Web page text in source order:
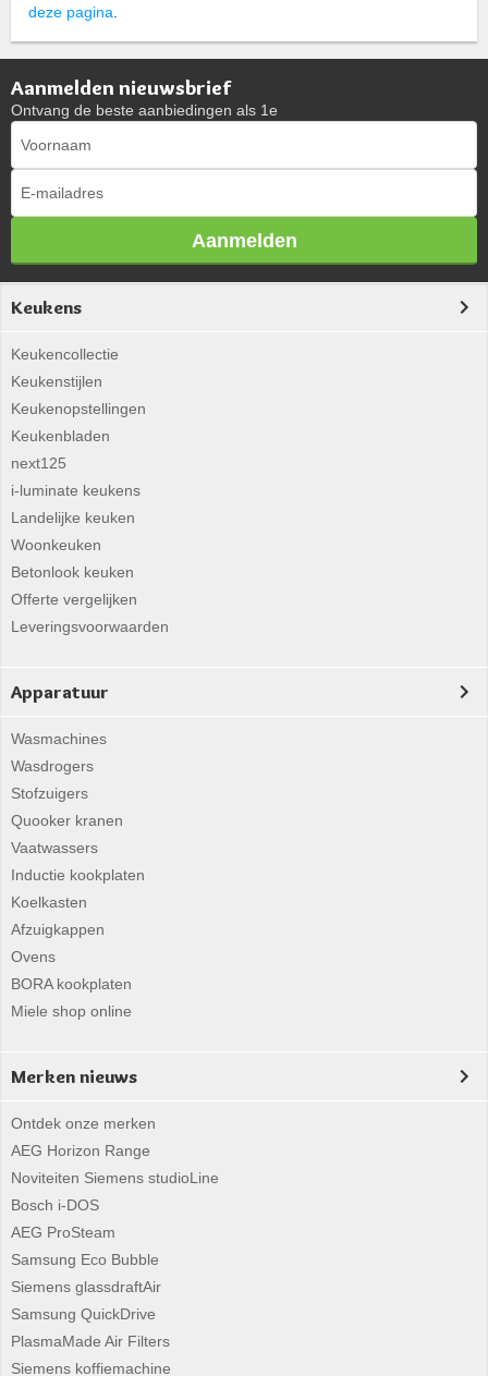
deze pagina.
Aanmelden nieuwsbrief
Ontvang de beste aanbiedingen als 1e
Aanmelden
Keukens
Keukencollectie
Keukenstijlen
Keukenopstellingen
Keukenbladen
next125
i-luminate keukens
Landelijke keuken
Woonkeuken
Betonlook keuken
Offerte vergelijken
Leveringsvoorwaarden
Apparatuur
Wasmachines
Wasdrogers
Stofzuigers
Quooker kranen
Vaatwassers
Inductie kookplaten
Koelkasten
Afzuigkappen
Ovens
BORA kookplaten
Miele shop online
Merken nieuws
Ontdek onze merken
AEG Horizon Range
Noviteiten Siemens studioLine
Bosch i-DOS
AEG ProSteam
Samsung Eco Bubble
Siemens glassdraftAir
Samsung QuickDrive
PlasmaMade Air Filters
Siemens koffiemachine